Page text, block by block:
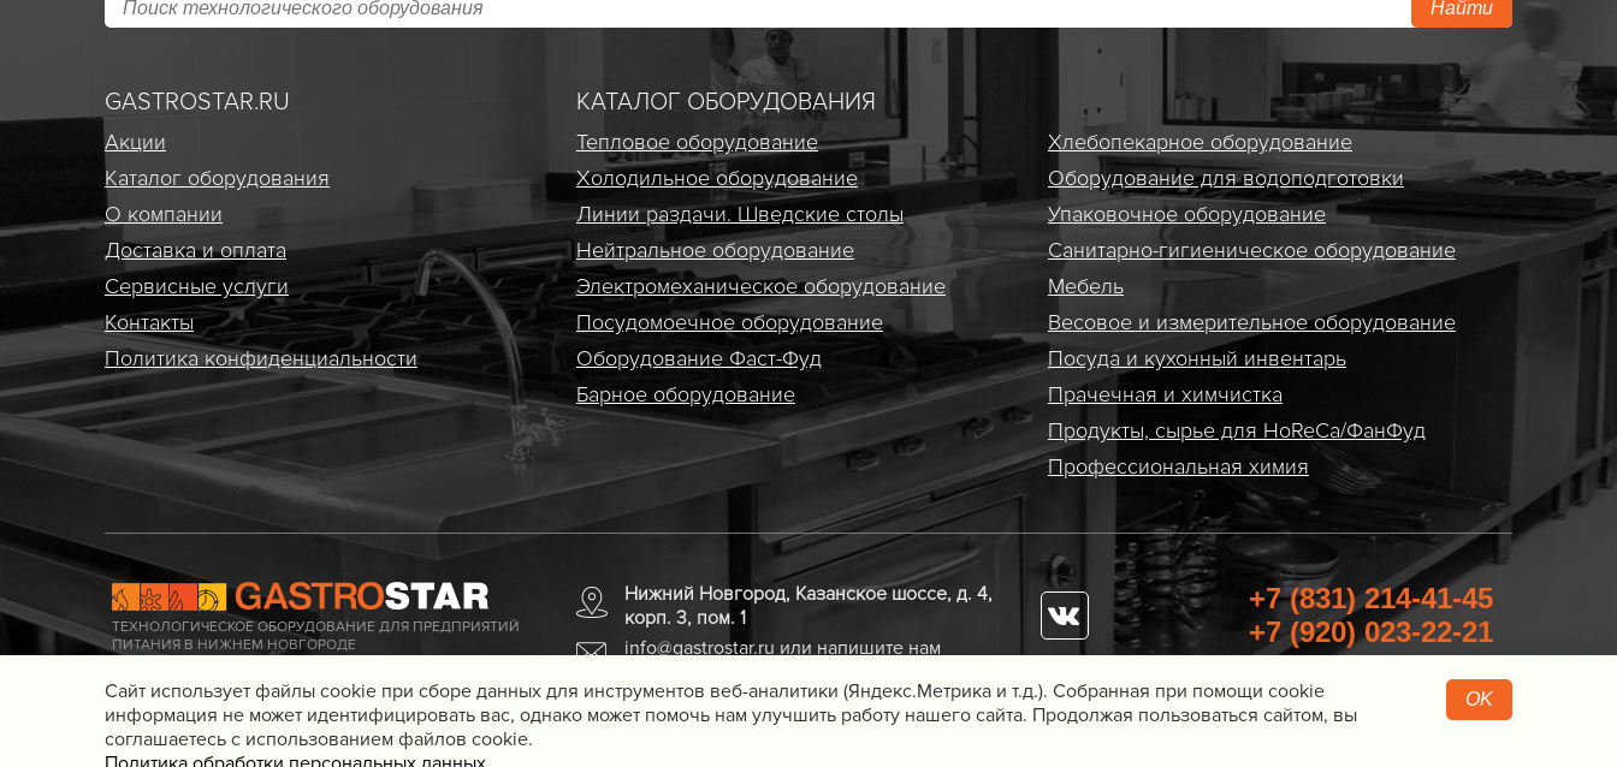
Найти
GASTROSTAR.RU
Акции
Каталог оборудования
О компании
Доставка и оплата
Сервисные услуги
Контакты
Политика конфиденциальности
КАТАЛОГ ОБОРУДОВАНИЯ
Тепловое оборудование
Холодильное оборудование
Линии раздачи. Шведские столы
Нейтральное оборудование
Электро­механическое оборудование
Посудомоечное оборудование
Оборудование Фаст-Фуд
Барное оборудование
Хлебопекарное оборудование
Оборудование для водоподготовки
Упаковочное оборудование
Санитарно-гигиеническое оборудование
Мебель
Весовое и измерительное оборудование
Посуда и кухонный инвентарь
Прачечная и химчистка
Продукты, сырье для HoReCa/ФанФуд
Профессиональная химия
ТЕХНОЛОГИЧЕСКОЕ ОБОРУДОВАНИЕ ДЛЯ ПРЕДПРИЯТИЙ
ПИТАНИЯ В НИЖНЕМ НОВГОРОДЕ
Нижний Новгород, Казанское шоссе, д. 4,
корп. 3, пом. 1
info@gastrostar.ru или напишите нам
+7 (831) 214-41-45
+7 (920) 023-22-21
Перезвоните мне
© 2016 - 2026 Gastrostar, интернет-магазин технологического оборудования для предприятий
Cайт использует файлы cookie при сборе данных для инструментов веб-аналитики (Яндекс.Метрика и т.д.). Собранная при помощи cookie
информация не может идентифицировать вас, однако может помочь нам улучшить работу нашего сайта. Продолжая пользоваться сайтом, вы
соглашаетесь с использованием файлов cookie.
OK